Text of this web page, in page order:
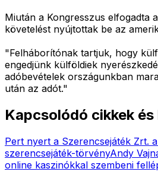
Miután a Kongresszus elfogadta
követelést nyújtottak be az
"Felháborítónak tartjuk, hogy
engedjünk külföldiek
adóbevételek országunkban
után az adót."
Kapcsolódó cikkek és
Pert nyert a Szerencsejáték Zrt.
szerencsejáték-törvényAndy
online kaszinókkal szembeni